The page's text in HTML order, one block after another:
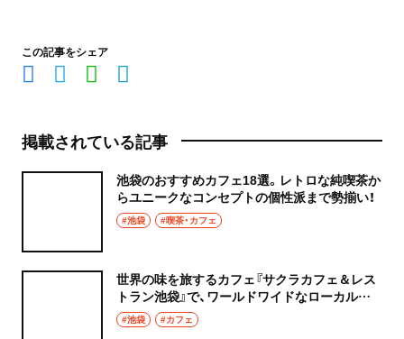
この記事をシェア
掲載されている記事
池袋のおすすめカフェ18選。レトロな純喫茶か
らユニークなコンセプトの個性派まで勢揃い！
#池袋 #喫茶・カフェ
世界の味を旅するカフェ『サクラカフェ＆レス
トラン池袋』で、ワールドワイドなローカルフ
ードを味わう
#池袋 #カフェ